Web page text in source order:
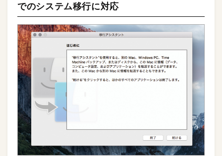
でのシステム移行に対応